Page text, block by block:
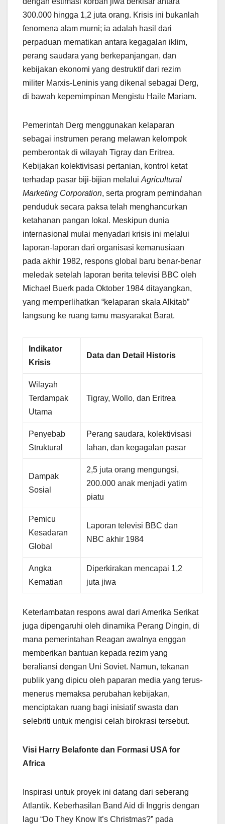
300.000 hingga 1,2 juta orang. Krisis ini bukanlah
fenomena alam murni; ia adalah hasil dari
perpaduan mematikan antara kegagalan iklim,
perang saudara yang berkepanjangan, dan
kebijakan ekonomi yang destruktif dari rezim
militer Marxis-Leninis yang dikenal sebagai Derg,
di bawah kepemimpinan Mengistu Haile Mariam.
Pemerintah Derg menggunakan kelaparan
sebagai instrumen perang melawan kelompok
pemberontak di wilayah Tigray dan Eritrea.
Kebijakan kolektivisasi pertanian, kontrol ketat
terhadap pasar biji-bijian melalui Agricultural
Marketing Corporation, serta program pemindahan
penduduk secara paksa telah menghancurkan
ketahanan pangan lokal. Meskipun dunia
internasional mulai menyadari krisis ini melalui
laporan-laporan dari organisasi kemanusiaan
pada akhir 1982, respons global baru benar-benar
meledak setelah laporan berita televisi BBC oleh
Michael Buerk pada Oktober 1984 ditayangkan,
yang memperlihatkan “kelaparan skala Alkitab”
langsung ke ruang tamu masyarakat Barat.
Indikator
Krisis
Data dan Detail Historis
Wilayah
Terdampak
Utama
Tigray, Wollo, dan Eritrea
Penyebab
Struktural
Perang saudara, kolektivisasi
lahan, dan kegagalan pasar
Dampak
Sosial
2,5 juta orang mengungsi,
200.000 anak menjadi yatim
piatu
Pemicu
Kesadaran
Global
Laporan televisi BBC dan
NBC akhir 1984
Angka
Kematian
Diperkirakan mencapai 1,2
juta jiwa
Keterlambatan respons awal dari Amerika Serikat
juga dipengaruhi oleh dinamika Perang Dingin, di
mana pemerintahan Reagan awalnya enggan
memberikan bantuan kepada rezim yang
beraliansi dengan Uni Soviet. Namun, tekanan
publik yang dipicu oleh paparan media yang terus-
menerus memaksa perubahan kebijakan,
menciptakan ruang bagi inisiatif swasta dan
selebriti untuk mengisi celah birokrasi tersebut.
Visi Harry Belafonte dan Formasi USA for
Africa
Inspirasi untuk proyek ini datang dari seberang
Atlantik. Keberhasilan Band Aid di Inggris dengan
lagu “Do They Know It’s Christmas?” pada